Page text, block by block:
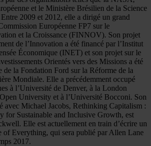
et le Ministère Brésilien de la Science
2009 et 2012, elle a dirigé un grand
Européenne FP7 sur le
et la Croissance (FINNOV). Son projet
de l’Innovation a été financé par l’Institut
Économique (INET) et son projet sur le
Orientés vers des Missions a été
de la Fondation Ford sur la Réforme de la
Mondiale. Elle a précédemment occupé
à l’Université de Denver, à la London
University et à l’Université Bocconi. Son
avec Michael Jacobs, Rethinking Capitalism :
for Sustainable and Inclusive Growth, est
Elle est actuellement en train d’écrire un
of Everything, qui sera publié par Allen Lane
2017.